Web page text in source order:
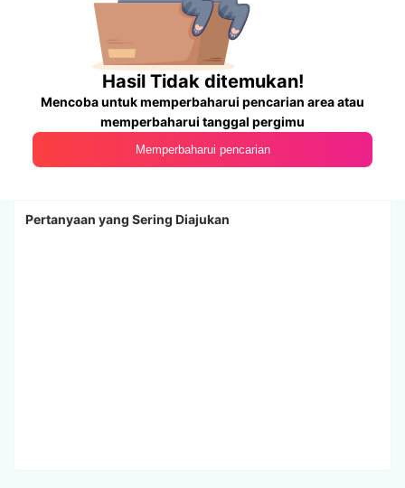
Hasil Tidak ditemukan!
Mencoba untuk memperbaharui pencarian area atau
memperbaharui tanggal pergimu
Memperbaharui pencarian
Pertanyaan yang Sering Diajukan